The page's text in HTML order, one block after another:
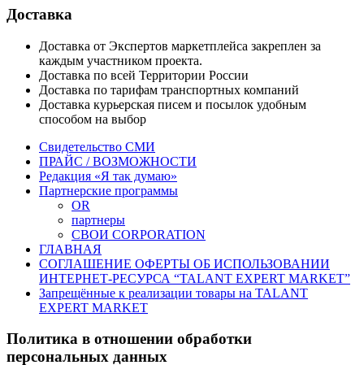
Доставка
Доставка от Экспертов маркетплейса закреплен за
каждым участником проекта.
Доставка по всей Территории России
Доставка по тарифам транспортных компаний
Доставка курьерская писем и посылок удобным
способом на выбор
Свидетельство СМИ
ПРАЙС / ВОЗМОЖНОСТИ
Редакция «Я так думаю»
Партнерские программы
OR
партнеры
СВОИ CORPORATION
ГЛАВНАЯ
СОГЛАШЕНИЕ ОФЕРТЫ ОБ ИСПОЛЬЗОВАНИИ
ИНТЕРНЕТ-РЕСУРСА “TALANT EXPERT MARKET”
Запрещённые к реализации товары на TALANT
EXPERT MARKET
Политика в отношении обработки
персональных данных